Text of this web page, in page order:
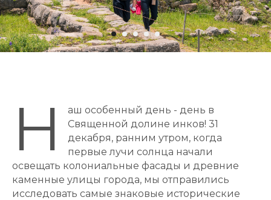
Н
аш особенный день - день в
Священной долине инков! 31
декабря, ранним утром, когда
первые лучи солнца начали
освещать колониальные фасады и древние
каменные улицы города, мы отправились
исследовать самые знаковые исторические